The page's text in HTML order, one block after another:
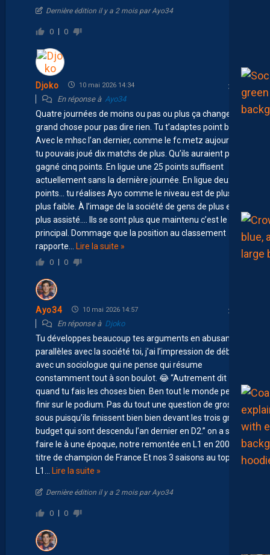
Dernière édition il y a 2 mois par Ayo34
0 0
Djoko 10 mai 2026 14:34
En réponse à Ayo34
Quatre journées de moins ou pas ou plus ça change pas
grand chose pour pas dire rien. Tu t’adaptes point barre.
Avec le mhsc l’an dernier, comme le fc metz aujourd’hui
tu pouvais joué dix matchs de plus. Qu’ils auraient pas
gagné cinq points. En ligue une 25 points suffisent
actuellement sans la dernière journée. En ligue deux, 29
points… tu réalises Ayo comme le niveau est de plus en
plus faible. À l’image de la société de gens de plus en
plus assisté…. Ils se sont plus que maintenu c’est le
principal. Dommage que la position au classement
rapporte… Lire la suite »
0 0
Ayo34 10 mai 2026 14:57
En réponse à Djoko
Tu développes beaucoup tes arguments en abusant de
parallèles avec la société toi, j’ai l’impression de débattre
avec un sociologue qui ne pense qui résume
constamment tout à son boulot. 😂 “Autrement dit
quand tu fais les choses bien. Ben tout le monde peut
finir sur le podium. Pas du tout une question de gros
sous puisqu’ils finissent bien bien devant les trois gros
budget qui sont descendu l’an dernier en D2.” on a su
faire le à une époque, notre remontée en L1 en 2009,
titre de champion de France Et nos 3 saisons au top 8 de
L1… Lire la suite »
Dernière édition il y a 2 mois par Ayo34
0 0